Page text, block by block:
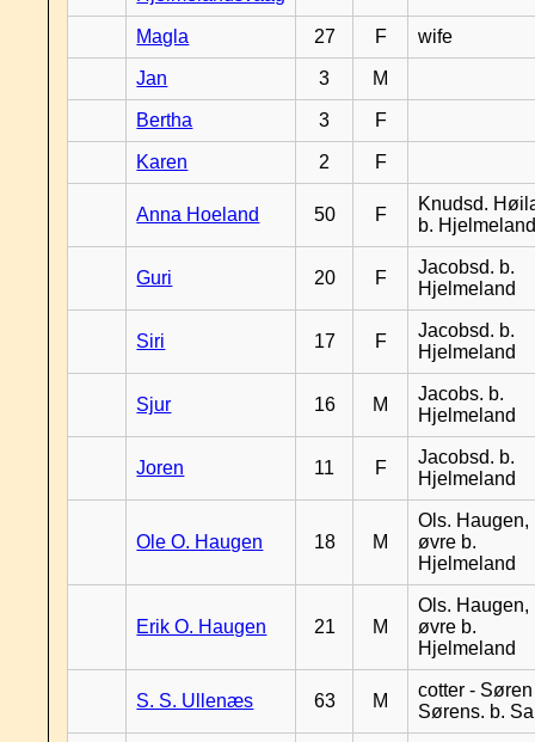
Magla 27 F wife
Jan 3 M
Bertha 3 F
Karen 2 F
Anna Hoeland 50 F
Knudsd.
b.
Guri 20 F
Jacobsd. b.
Hjelmeland
Siri 17 F
Jacobsd. b.
Hjelmeland
Sjur 16 M
Jacobs. b.
Hjelmeland
Joren 11 F
Jacobsd. b.
Hjelmeland
Ole O. Haugen 18 M
Ols. Haugen,
øvre b.
Hjelmeland
Erik O. Haugen 21 M
Ols. Haugen,
øvre b.
Hjelmeland
S. S. Ullenæs 63 M
cotter - Søren
Sørens. b.